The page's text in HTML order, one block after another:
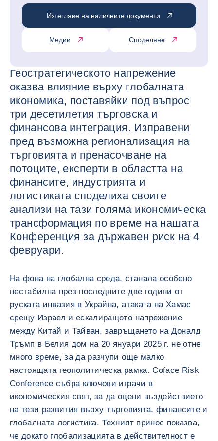
Изтегляне на наличните документи
Медии Споделяне
Геостратегическото напрежение
оказва влияние върху глобалната
икономика, поставяйки под въпрос
три десетилетия търговска и
финансова интеграция. Изправени
пред възможна регионализация на
търговията и пренасочване на
потоците, експерти в областта на
финансите, индустрията и
логистиката споделиха своите
анализи на тази голяма икономическа
трансформация по време на нашата
Конференция за държавен риск на 4
февруари.
На фона на глобална среда, станала особено
нестабилна през последните две години от
руската инвазия в Украйна, атаката на Хамас
срещу Израел и ескалиращото напрежение
между Китай и Тайван, завръщането на Доналд
Тръмп в Белия дом на 20 януари 2025 г. не отне
много време, за да разчупи още малко
настоящата геополитическа рамка. Coface Risk
Conference събра ключови играчи в
икономическия свят, за да оцени въздействието
на тези развития върху търговията, финансите и
глобалната логистика. Техният принос показва,
че докато глобализацията в действителност е